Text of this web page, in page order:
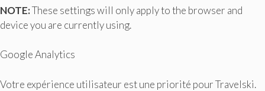
NOTE:These settings will only apply to the browser and
device you are currently using.
Google Analytics
Votre expérience utilisateur est une priorité pour Travelski.